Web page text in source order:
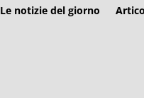
Le notizie del giorno